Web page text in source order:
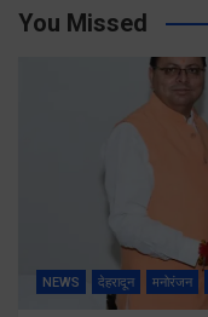
You Missed
NEWS देहरादून मनोरंजन